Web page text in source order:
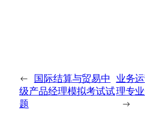
← 国际结算与贸易中
级产品经理模拟考试试
题
业务
理专
→